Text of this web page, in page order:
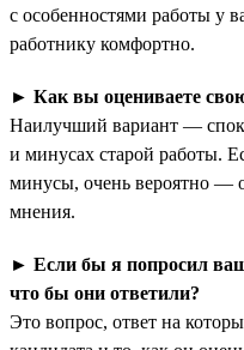
с особенностями работы у
работнику комфортно.
► Как вы оцениваете
Наилучший вариант —
и минусах старой работы.
минусы, очень вероятно —
мнения.
► Если бы я попросил
что бы они ответили?
Это вопрос, ответ на